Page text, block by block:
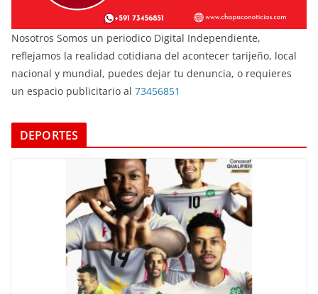
Nosotros Somos un periodico Digital Independiente,
reflejamos la realidad cotidiana del acontecer tarijeño, local
nacional y mundial, puedes dejar tu denuncia, o requieres
un espacio publicitario al 73456851
DEPORTES